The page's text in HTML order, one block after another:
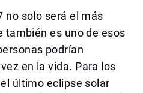
no solo será el más
también es uno de esos
podrían
en la vida. Para los
último eclipse solar